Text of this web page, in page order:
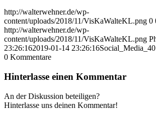
http://walterwehner.de/wp-
content/uploads/2018/11/VisKaWalteKL.png 0
http://walterwehner.de/wp-
content/uploads/2018/11/VisKaWalteKL.png
23:26:162019-01-14 23:26:16
0 Kommentare
Hinterlasse einen Kommentar
An der Diskussion beteiligen?
Hinterlasse uns deinen Kommentar!